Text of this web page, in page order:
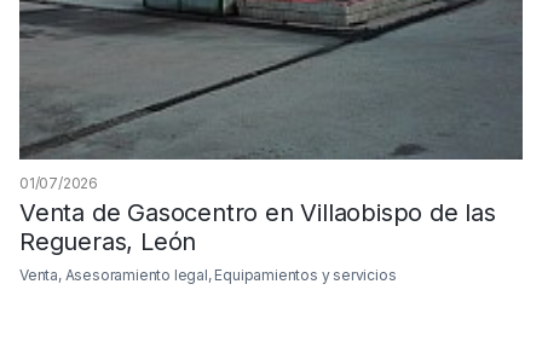
01/07/2026
Venta de Gasocentro en Villaobispo de las
Regueras, León
Venta, Asesoramiento legal, Equipamientos y servicios